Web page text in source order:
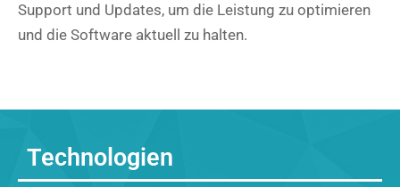
Support und Updates, um die Leistung zu optimieren
und die Software aktuell zu halten.
Technologien